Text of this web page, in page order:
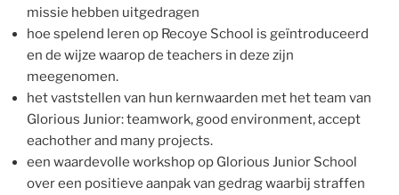
missie hebben uitgedragen
hoe spelend leren op Recoye School is geïntroduceerd
en de wijze waarop de teachers in deze zijn
meegenomen.
het vaststellen van hun kernwaarden met het team van
Glorious Junior: teamwork, good environment, accept
eachother and many projects.
een waardevolle workshop op Glorious Junior School
over een positieve aanpak van gedrag waarbij straffen